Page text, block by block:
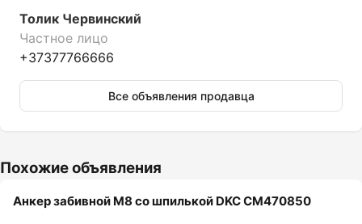
Толик Червинский
Частное лицо
+37377766666
Все объявления продавца
Похожие объявления
Анкер забивной М8 со шпилькой DKC CM470850